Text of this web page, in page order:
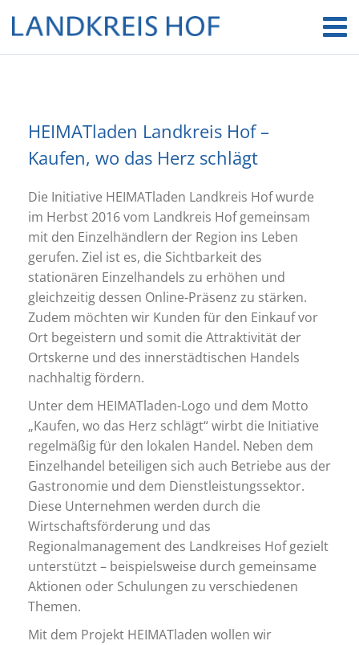
HEIMATladen Landkreis Hof –
Kaufen, wo das Herz schlägt
Die Initiative HEIMATladen Landkreis Hof wurde
im Herbst 2016 vom Landkreis Hof gemeinsam
mit den Einzelhändlern der Region ins Leben
gerufen. Ziel ist es, die Sichtbarkeit des
stationären Einzelhandels zu erhöhen und
gleichzeitig dessen Online-Präsenz zu stärken.
Zudem möchten wir Kunden für den Einkauf vor
Ort begeistern und somit die Attraktivität der
Ortskerne und des innerstädtischen Handels
nachhaltig fördern.
Unter dem HEIMATladen-Logo und dem Motto
„Kaufen, wo das Herz schlägt“ wirbt die Initiative
regelmäßig für den lokalen Handel. Neben dem
Einzelhandel beteiligen sich auch Betriebe aus der
Gastronomie und dem Dienstleistungssektor.
Diese Unternehmen werden durch die
Wirtschaftsförderung und das
Regionalmanagement des Landkreises Hof gezielt
unterstützt – beispielsweise durch gemeinsame
Aktionen oder Schulungen zu verschiedenen
Themen.
Mit dem Projekt HEIMATladen wollen wir